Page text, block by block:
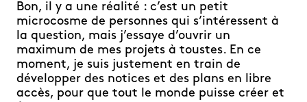
Bon, il y a une réalité : c’est un petit
microcosme de personnes qui s’intéressent à
la question, mais j’essaye d’ouvrir un
maximum de mes projets à toustes. En ce
moment, je suis justement en train de
développer des notices et des plans en libre
accès, pour que tout le monde puisse créer et